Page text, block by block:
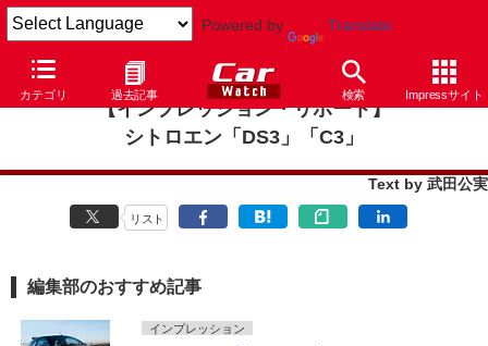
Powered by Translate
カテゴリ 過去記事 検索 Impressサイト
【インプレッション・リポート】
シトロエン「DS3」「C3」
Text by 武田公実
リスト
編集部のおすすめ記事
インプレッション